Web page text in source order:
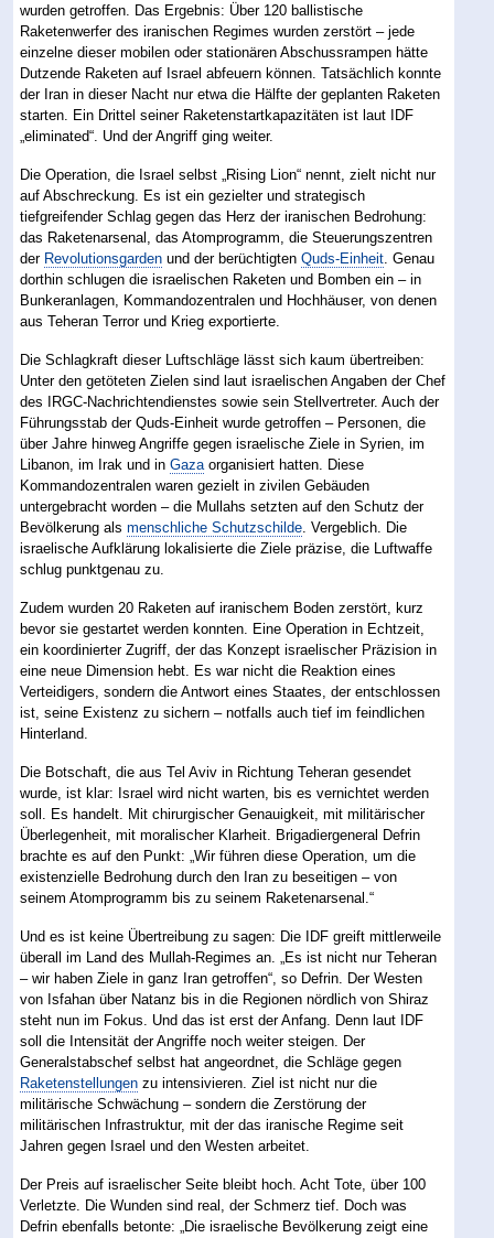
wurden getroffen. Das Ergebnis: Über 120 ballistische
Raketenwerfer des iranischen Regimes wurden zerstört – jede
einzelne dieser mobilen oder stationären Abschussrampen hätte
Dutzende Raketen auf Israel abfeuern können. Tatsächlich konnte
der Iran in dieser Nacht nur etwa die Hälfte der geplanten Raketen
starten. Ein Drittel seiner Raketenstartkapazitäten ist laut IDF
„eliminated“. Und der Angriff ging weiter.
Die Operation, die Israel selbst „Rising Lion“ nennt, zielt nicht nur
auf Abschreckung. Es ist ein gezielter und strategisch
tiefgreifender Schlag gegen das Herz der iranischen Bedrohung:
das Raketenarsenal, das Atomprogramm, die Steuerungszentren
der Revolutionsgarden und der berüchtigtenQuds-Einheit. Genau
dorthin schlugen die israelischen Raketen und Bomben ein – in
Bunkeranlagen, Kommandozentralen und Hochhäuser, von denen
aus Teheran Terror und Krieg exportierte.
Die Schlagkraft dieser Luftschläge lässt sich kaum übertreiben:
Unter den getöteten Zielen sind laut israelischen Angaben der Chef
des IRGC-Nachrichtendienstes sowie sein Stellvertreter. Auch der
Führungsstab der Quds-Einheit wurde getroffen – Personen, die
über Jahre hinweg Angriffe gegen israelische Ziele in Syrien, im
Libanon, im Irak und inGazaorganisiert hatten. Diese
Kommandozentralen waren gezielt in zivilen Gebäuden
untergebracht worden – die Mullahs setzten auf den Schutz der
Bevölkerung alsmenschliche Schutzschilde. Vergeblich. Die
israelische Aufklärung lokalisierte die Ziele präzise, die Luftwaffe
schlug punktgenau zu.
Zudem wurden 20 Raketen auf iranischem Boden zerstört, kurz
bevor sie gestartet werden konnten. Eine Operation in Echtzeit,
ein koordinierter Zugriff, der das Konzept israelischer Präzision in
eine neue Dimension hebt. Es war nicht die Reaktion eines
Verteidigers, sondern die Antwort eines Staates, der entschlossen
ist, seine Existenz zu sichern – notfalls auch tief im feindlichen
Hinterland.
Die Botschaft, die aus Tel Aviv in Richtung Teheran gesendet
wurde, ist klar: Israel wird nicht warten, bis es vernichtet werden
soll. Es handelt. Mit chirurgischer Genauigkeit, mit militärischer
Überlegenheit, mit moralischer Klarheit. Brigadiergeneral Defrin
brachte es auf den Punkt: „Wir führen diese Operation, um die
existenzielle Bedrohung durch den Iran zu beseitigen – von
seinem Atomprogramm bis zu seinem Raketenarsenal.“
Und es ist keine Übertreibung zu sagen: Die IDF greift mittlerweile
überall im Land des Mullah-Regimes an. „Es ist nicht nur Teheran
– wir haben Ziele in ganz Iran getroffen“, so Defrin. Der Westen
von Isfahan über Natanz bis in die Regionen nördlich von Shiraz
steht nun im Fokus. Und das ist erst der Anfang. Denn laut IDF
soll die Intensität der Angriffe noch weiter steigen. Der
Generalstabschef selbst hat angeordnet, die Schläge gegen
Raketenstellungen zu intensivieren. Ziel ist nicht nur die
militärische Schwächung – sondern die Zerstörung der
militärischen Infrastruktur, mit der das iranische Regime seit
Jahren gegen Israel und den Westen arbeitet.
Der Preis auf israelischer Seite bleibt hoch. Acht Tote, über 100
Verletzte. Die Wunden sind real, der Schmerz tief. Doch was
Defrin ebenfalls betonte: „Die israelische Bevölkerung zeigt eine